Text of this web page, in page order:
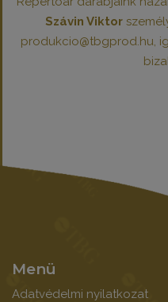
Szávin Viktor
produkcio@tbgprod.hu,
Menü
Adatvédelmi nyilatkozat